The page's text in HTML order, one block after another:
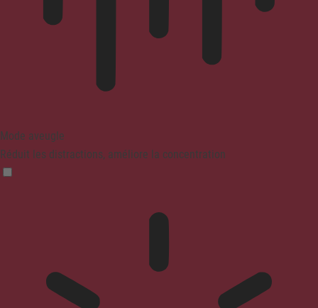
Mode aveugle
Réduit les distractions, améliore la concentration